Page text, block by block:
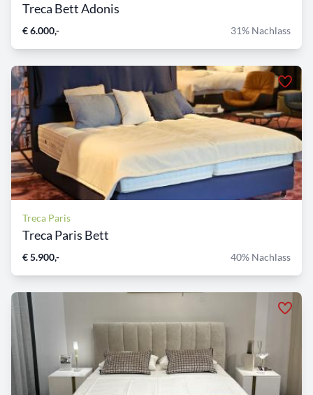
Treca Bett Adonis
€ 6.000,- 31% Nachlass
Treca Paris
Treca Paris Bett
€ 5.900,- 40% Nachlass